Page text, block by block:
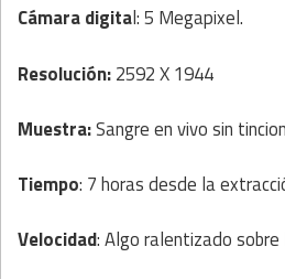
Cámara digital: 5 Megapixel.
Resolución:2592 X 1944
Muestra:Sangre en vivo sin
Tiempo: 7 horas desde la
Velocidad: Algo ralentizado